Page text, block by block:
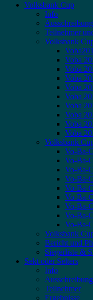
Volksbank Cup
Info
Ausschreibung
Teilnehmer
Volksbank
Voba
Voba
Voba
Voba
Voba
Voba
Voba
Voba
Voba
Volksbank
Vo-Ba-
Vo-Ba-
Vo-Ba-
Vo-Ba-
Vo-Ba-
Vo-Ba-
Vo-Ba-
Vo-Ba-
Vo-Ba-
Volksbank
Bericht und
Siegerliste &
Sekt oder Selters
Info
Ausschreibung
Teilnehmer
Ergebnisse